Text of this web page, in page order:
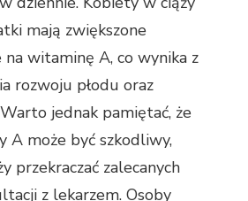
mają zwiększone
witaminę A, co wynika z
rozwoju płodu oraz
jednak pamiętać, że
A może być szkodliwy,
przekraczać zalecanych
z lekarzem. Osoby